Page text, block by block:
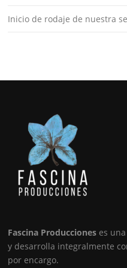
Inicio de rodaje de nuestra
Fascina Producciones es
y desarrolla integralmente
por encargo.